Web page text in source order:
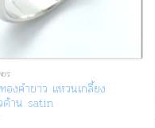
ร
องคำขาว แหวนเกลี้ยง
ด้าน satin